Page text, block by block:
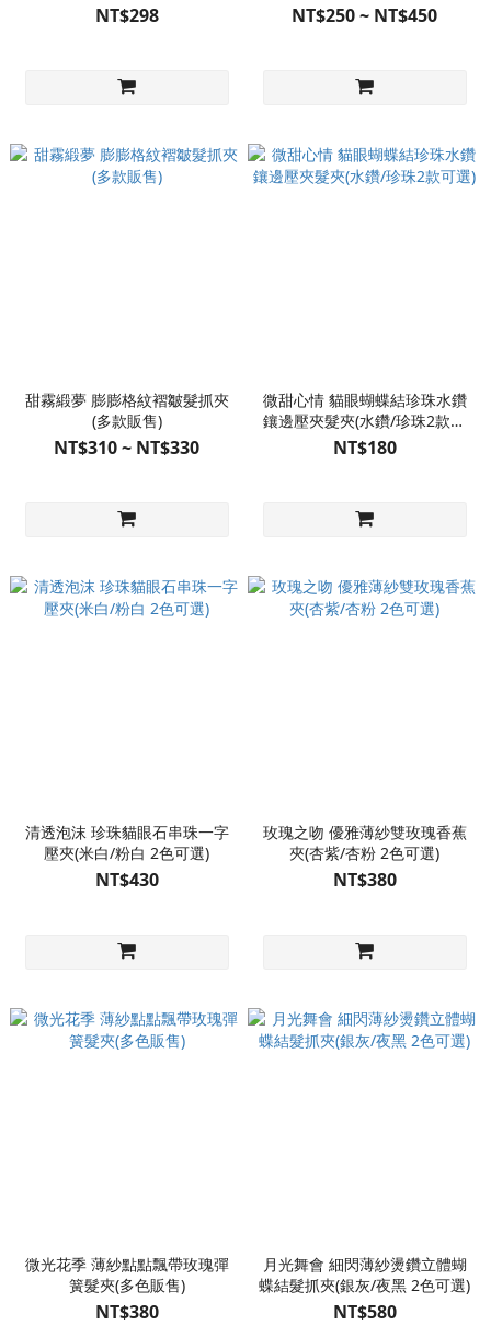
NT$298 NT$250 ~ NT$450
甜霧緞夢 膨膨格紋褶皺髮抓夾
(多款販售)
NT$310 ~ NT$330
微甜心情 貓眼蝴蝶結珍珠水鑽
鑲邊壓夾髮夾(水鑽/珍珠2款可
選)
NT$180
清透泡沫 珍珠貓眼石串珠一字
壓夾(米白/粉白 2色可選)
NT$430
玫瑰之吻 優雅薄紗雙玫瑰香蕉
夾(杏紫/杏粉 2色可選)
NT$380
微光花季 薄紗點點飄帶玫瑰彈
簧髮夾(多色販售)
NT$380
月光舞會 細閃薄紗燙鑽立體蝴
蝶結髮抓夾(銀灰/夜黑 2色可選)
NT$580